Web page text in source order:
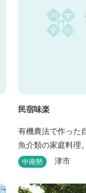
民宿味楽
有機農法で作った
魚介類の家庭料理。
中南勢 津市